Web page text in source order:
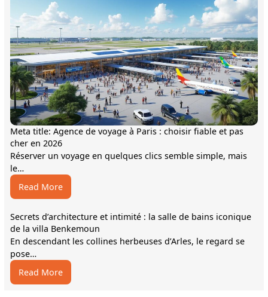
agence
de
voyage
Meta title: Agence de voyage à Paris : choisir fiable et pas
cher en 2026
Réserver un voyage en quelques clics semble simple, mais
le…
Read More:
Meta
title:
Agence
de
à
Paris
:
Secrets d’architecture et intimité : la salle de bains iconique
de la villa Benkemoun
En descendant les collines herbeuses d’Arles, le regard se
pose…
Read More:
Secrets